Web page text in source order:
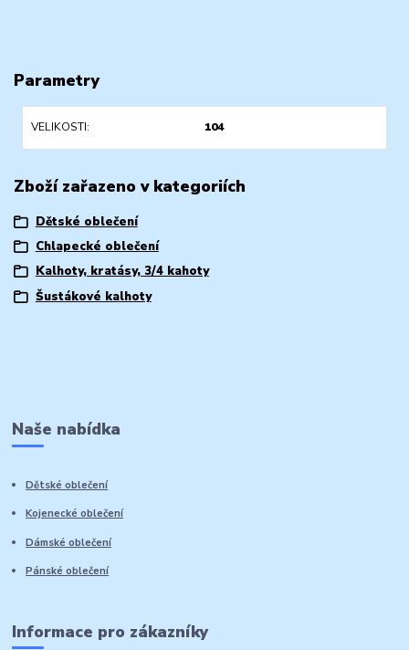
Parametry
VELIKOSTI 104
Zboží zařazeno v kategoriích
Dětské oblečení
Chlapecké oblečení
Kalhoty, kratásy, 3/4 kahoty
Šustákové kalhoty
Naše nabídka
Dětské oblečení
Kojenecké oblečení
Dámské oblečení
Pánské oblečení
Informace pro zákazníky